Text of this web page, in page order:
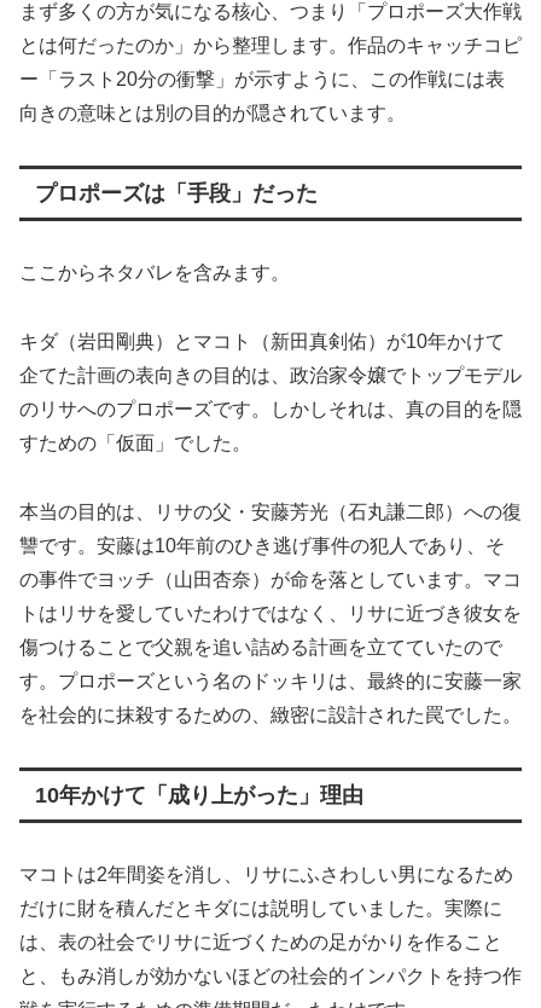
まず多くの方が気になる核心、つまり「プロポーズ大作戦
とは何だったのか」から整理します。作品のキャッチコピ
ー「ラスト20分の衝撃」が示すように、この作戦には表
向きの意味とは別の目的が隠されています。
プロポーズは「手段」だった
ここからネタバレを含みます。
キダ（岩田剛典）とマコト（新田真剣佑）が10年かけて
企てた計画の表向きの目的は、政治家令嬢でトップモデル
のリサへのプロポーズです。しかしそれは、真の目的を隠
すための「仮面」でした。
本当の目的は、リサの父・安藤芳光（石丸謙二郎）への復
讐です。安藤は10年前のひき逃げ事件の犯人であり、そ
の事件でヨッチ（山田杏奈）が命を落としています。マコ
トはリサを愛していたわけではなく、リサに近づき彼女を
傷つけることで父親を追い詰める計画を立てていたので
す。プロポーズという名のドッキリは、最終的に安藤一家
を社会的に抹殺するための、緻密に設計された罠でした。
10年かけて「成り上がった」理由
マコトは2年間姿を消し、リサにふさわしい男になるため
だけに財を積んだとキダには説明していました。実際に
は、表の社会でリサに近づくための足がかりを作ること
と、もみ消しが効かないほどの社会的インパクトを持つ作